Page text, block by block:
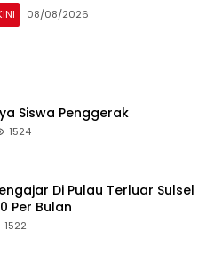
08/08/2026
Siswa Penggerak
1524
Di Pulau Terluar Sulsel
Per Bulan
1522